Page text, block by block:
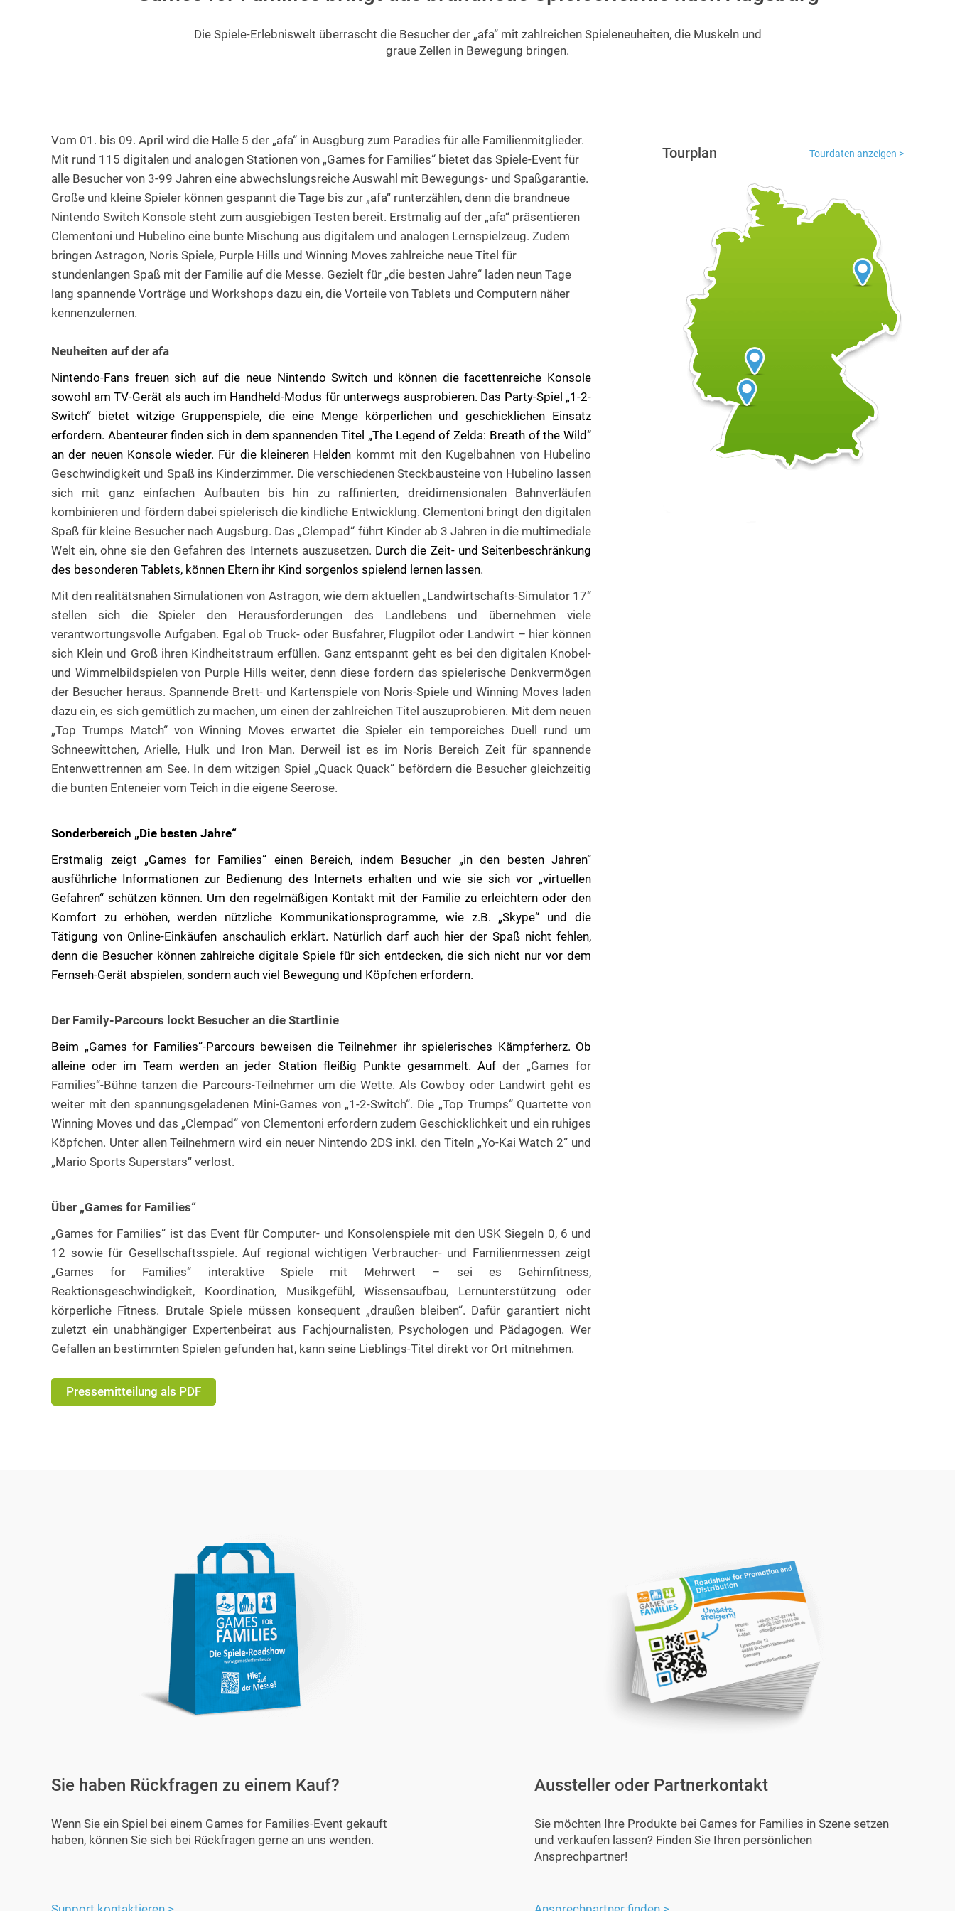
Die Spiele-Erlebniswelt überrascht die Besucher der „afa“ mit zahlreichen Spieleneuheiten, die Muskeln und
graue Zellen in Bewegung bringen.
Vom 01. bis 09. April wird die Halle 5 der „afa“ in Ausgburg zum Paradies für alle Familienmitglieder.
Mit rund 115 digitalen und analogen Stationen von „Games for Families“ bietet das Spiele-Event für
alle Besucher von 3-99 Jahren eine abwechslungsreiche Auswahl mit Bewegungs- und Spaßgarantie.
Große und kleine Spieler können gespannt die Tage bis zur „afa“ runterzählen, denn die brandneue
Nintendo Switch Konsole steht zum ausgiebigen Testen bereit. Erstmalig auf der „afa“ präsentieren
Clementoni und Hubelino eine bunte Mischung aus digitalem und analogen Lernspielzeug. Zudem
bringen Astragon, Noris Spiele, Purple Hills und Winning Moves zahlreiche neue Titel für
stundenlangen Spaß mit der Familie auf die Messe. Gezielt für „die besten Jahre“ laden neun Tage
lang spannende Vorträge und Workshops dazu ein, die Vorteile von Tablets und Computern näher
kennenzulernen.
Neuheiten auf der afa
Nintendo-Fans freuen sich auf die neue Nintendo Switch und können die facettenreiche Konsole
sowohl am TV-Gerät als auch im Handheld-Modus für unterwegs ausprobieren. Das Party-Spiel „1-2-
Switch“ bietet witzige Gruppenspiele, die eine Menge körperlichen und geschicklichen Einsatz
erfordern. Abenteurer finden sich in dem spannenden Titel „The Legend of Zelda: Breath of the Wild“
an der neuen Konsole wieder. Für die kleineren Helden kommt mit den Kugelbahnen von Hubelino
Geschwindigkeit und Spaß ins Kinderzimmer. Die verschiedenen Steckbausteine von Hubelino lassen
sich mit ganz einfachen Aufbauten bis hin zu raffinierten, dreidimensionalen Bahnverläufen
kombinieren und fördern dabei spielerisch die kindliche Entwicklung. Clementoni bringt den digitalen
Spaß für kleine Besucher nach Augsburg. Das „Clempad“ führt Kinder ab 3 Jahren in die multimediale
Welt ein, ohne sie den Gefahren des Internets auszusetzen. Durch die Zeit- und Seitenbeschränkung
des besonderen Tablets, können Eltern ihr Kind sorgenlos spielend lernen lassen.
Mit den realitätsnahen Simulationen von Astragon, wie dem aktuellen „Landwirtschafts-Simulator 17“
stellen sich die Spieler den Herausforderungen des Landlebens und übernehmen viele
verantwortungsvolle Aufgaben. Egal ob Truck- oder Busfahrer, Flugpilot oder Landwirt – hier können
sich Klein und Groß ihren Kindheitstraum erfüllen. Ganz entspannt geht es bei den digitalen Knobel-
und Wimmelbildspielen von Purple Hills weiter, denn diese fordern das spielerische Denkvermögen
der Besucher heraus. Spannende Brett- und Kartenspiele von Noris-Spiele und Winning Moves laden
dazu ein, es sich gemütlich zu machen, um einen der zahlreichen Titel auszuprobieren. Mit dem neuen
„Top Trumps Match“ von Winning Moves erwartet die Spieler ein temporeiches Duell rund um
Schneewittchen, Arielle, Hulk und Iron Man. Derweil ist es im Noris Bereich Zeit für spannende
Entenwettrennen am See. In dem witzigen Spiel „Quack Quack“ befördern die Besucher gleichzeitig
die bunten Enteneier vom Teich in die eigene Seerose.
Sonderbereich „Die besten Jahre“
Erstmalig zeigt „Games for Families“ einen Bereich, indem Besucher „in den besten Jahren“
ausführliche Informationen zur Bedienung des Internets erhalten und wie sie sich vor „virtuellen
Gefahren“ schützen können. Um den regelmäßigen Kontakt mit der Familie zu erleichtern oder den
Komfort zu erhöhen, werden nützliche Kommunikationsprogramme, wie z.B. „Skype“ und die
Tätigung von Online-Einkäufen anschaulich erklärt. Natürlich darf auch hier der Spaß nicht fehlen,
denn die Besucher können zahlreiche digitale Spiele für sich entdecken, die sich nicht nur vor dem
Fernseh-Gerät abspielen, sondern auch viel Bewegung und Köpfchen erfordern.
Der Family-Parcours lockt Besucher an die Startlinie
Beim „Games for Families“-Parcours beweisen die Teilnehmer ihr spielerisches Kämpferherz. Ob
alleine oder im Team werden an jeder Station fleißig Punkte gesammelt. Auf der „Games for
Families“-Bühne tanzen die Parcours-Teilnehmer um die Wette. Als Cowboy oder Landwirt geht es
weiter mit den spannungsgeladenen Mini-Games von „1-2-Switch“. Die „Top Trumps“ Quartette von
Winning Moves und das „Clempad“ von Clementoni erfordern zudem Geschicklichkeit und ein ruhiges
Köpfchen. Unter allen Teilnehmern wird ein neuer Nintendo 2DS inkl. den Titeln „Yo-Kai Watch 2“ und
„Mario Sports Superstars“ verlost.
Über „Games for Families“
„Games for Families“ ist das Event für Computer- und Konsolenspiele mit den USK Siegeln 0, 6 und
12 sowie für Gesellschaftsspiele. Auf regional wichtigen Verbraucher- und Familienmessen zeigt
„Games for Families“ interaktive Spiele mit Mehrwert – sei es Gehirnfitness,
Reaktionsgeschwindigkeit, Koordination, Musikgefühl, Wissensaufbau, Lernunterstützung oder
körperliche Fitness. Brutale Spiele müssen konsequent „draußen bleiben“. Dafür garantiert nicht
zuletzt ein unabhängiger Expertenbeirat aus Fachjournalisten, Psychologen und Pädagogen. Wer
Gefallen an bestimmten Spielen gefunden hat, kann seine Lieblings-Titel direkt vor Ort mitnehmen.
Pressemitteilung als PDF
Tourdaten anzeigen >
Tourplan
Sie haben Rückfragen zu einem Kauf?
Wenn Sie ein Spiel bei einem Games for Families-Event gekauft
haben, können Sie sich bei Rückfragen gerne an uns wenden.
Aussteller oder Partnerkontakt
Sie möchten Ihre Produkte bei Games for Families in Szene setzen
und verkaufen lassen? Finden Sie Ihren persönlichen
Ansprechpartner!